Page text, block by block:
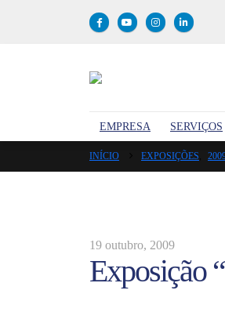
EMPRESA SERVIÇOS
INÍCIO EXPOSIÇÕES
19 outubro, 2009
Exposição